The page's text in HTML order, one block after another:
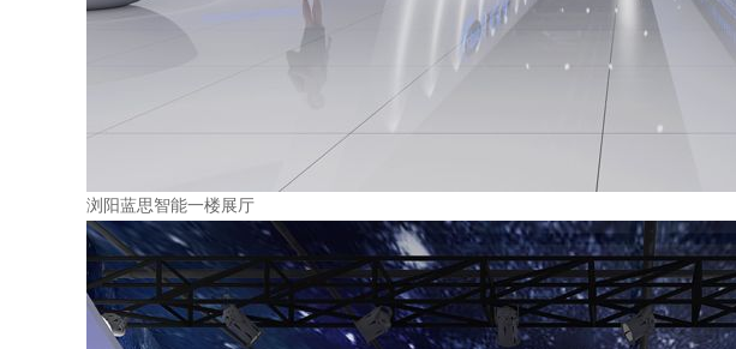
浏阳蓝思智能一楼展厅